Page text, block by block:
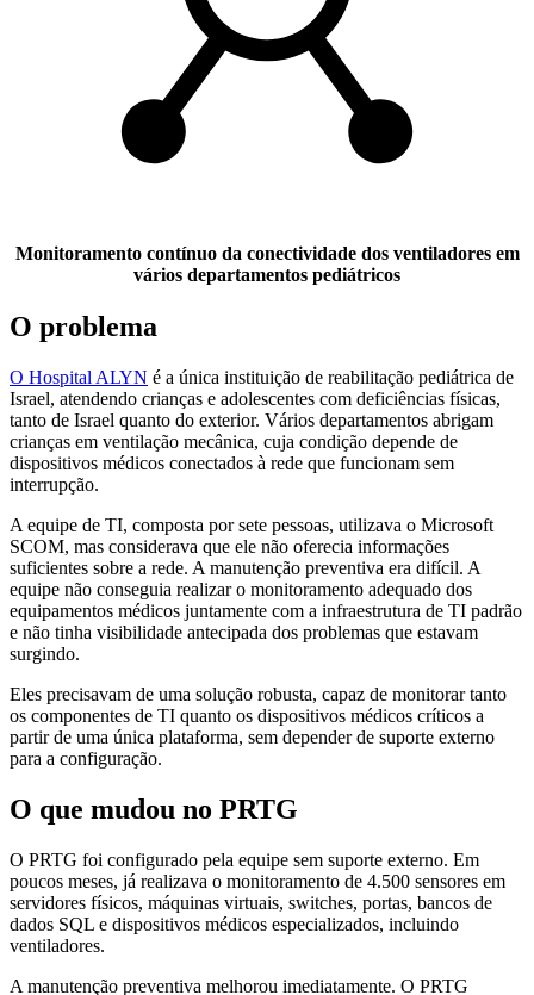
Monitoramento contínuo da conectividade dos ventiladores em
vários departamentos pediátricos
O problema
O Hospital ALYN é a única instituição de reabilitação pediátrica de
Israel, atendendo crianças e adolescentes com deficiências físicas,
tanto de Israel quanto do exterior. Vários departamentos abrigam
crianças em ventilação mecânica, cuja condição depende de
dispositivos médicos conectados à rede que funcionam sem
interrupção.
A equipe de TI, composta por sete pessoas, utilizava o Microsoft
SCOM, mas considerava que ele não oferecia informações
suficientes sobre a rede. A manutenção preventiva era difícil. A
equipe não conseguia realizar o monitoramento adequado dos
equipamentos médicos juntamente com a infraestrutura de TI padrão
e não tinha visibilidade antecipada dos problemas que estavam
surgindo.
Eles precisavam de uma solução robusta, capaz de monitorar tanto
os componentes de TI quanto os dispositivos médicos críticos a
partir de uma única plataforma, sem depender de suporte externo
para a configuração.
O que mudou no PRTG
O PRTG foi configurado pela equipe sem suporte externo. Em
poucos meses, já realizava o monitoramento de 4.500 sensores em
servidores físicos, máquinas virtuais, switches, portas, bancos de
dados SQL e dispositivos médicos especializados, incluindo
ventiladores.
A manutenção preventiva melhorou imediatamente. O PRTG